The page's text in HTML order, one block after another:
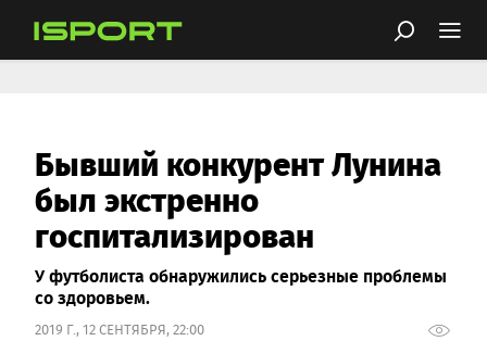
Бывший конкурент Лунина
был экстренно
госпитализирован
У футболиста обнаружились серьезные проблемы
со здоровьем.
2019 Г., 12 СЕНТЯБРЯ, 22:00